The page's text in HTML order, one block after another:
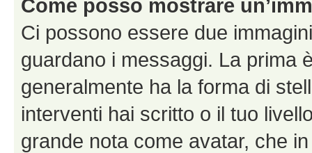
Come posso mostrare
Ci possono essere due
guardano i messaggi. La prima
generalmente ha la forma di
interventi hai scritto o il tuo
grande nota come avatar, che